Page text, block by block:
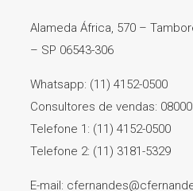
Alameda África, 570 –
– SP 06543-306
Whatsapp: (11) 4152-0500
Consultores de vendas:
Telefone 1: (11) 4152-0500
Telefone 2: (11) 3181-5329
E-mail: